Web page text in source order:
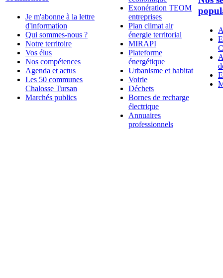
Je m'abonne à la lettre
d'information
Qui sommes-nous ?
Notre territoire
Vos élus
Nos compétences
Agenda et actus
Les 50 communes
Chalosse Tursan
Marchés publics
Exonération TEOM
entreprises
Plan climat air
énergie territorial
MIRAPI
Plateforme
énergétique
Urbanisme et habitat
Voirie
Déchets
Bornes de recharge
électrique
Annuaires
professionnels